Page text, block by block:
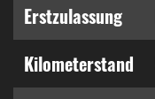
Erstzulassung
Kilometerstand